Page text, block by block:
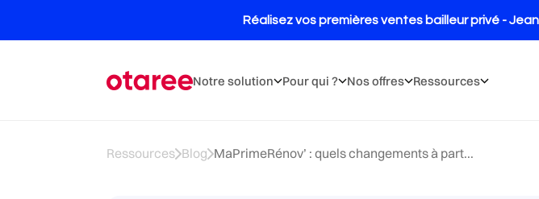
Notre solution Pour qui ? Nos offres Ressources
Ressources Blog MaPrimeRénov’ : quels changements à part...